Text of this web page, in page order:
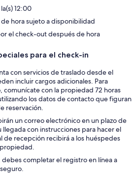
12:00
hora sujeto a disponibilidad
el check-out después de hora
para el check-in
con servicios de traslado desde el
incluir cargos adicionales. Para
comunícate con la propiedad 72 horas
los datos de contacto que figuran
reservación.
un correo electrónico en un plazo de
llegada con instrucciones para hacer el
de recepción recibirá a los huéspedes
completar el registro en línea a